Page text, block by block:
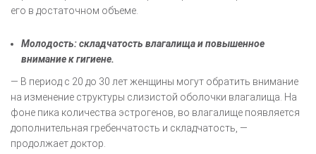
его в достаточном объеме.
Молодость: складчатость влагалища и повышенное
внимание к гигиене.
— В период с 20 до 30 лет женщины могут обратить внимание
на изменение структуры слизистой оболочки влагалища. На
фоне пика количества эстрогенов, во влагалище появляется
дополнительная гребенчатость и складчатость, —
продолжает доктор.